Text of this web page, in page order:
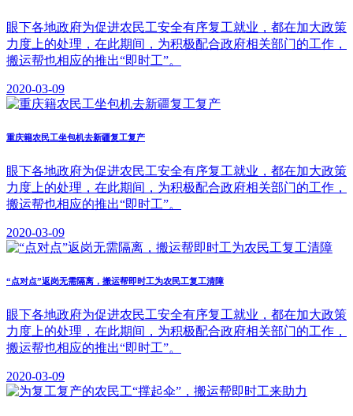
眼下各地政府为促进农民工安全有序复工就业，都在加大政策
力度上的处理，在此期间，为积极配合政府相关部门的工作，
搬运帮也相应的推出“即时工”。
2020-03-09
重庆籍农民工坐包机去新疆复工复产
眼下各地政府为促进农民工安全有序复工就业，都在加大政策
力度上的处理，在此期间，为积极配合政府相关部门的工作，
搬运帮也相应的推出“即时工”。
2020-03-09
“点对点”返岗无需隔离，搬运帮即时工为农民工复工清障
眼下各地政府为促进农民工安全有序复工就业，都在加大政策
力度上的处理，在此期间，为积极配合政府相关部门的工作，
搬运帮也相应的推出“即时工”。
2020-03-09